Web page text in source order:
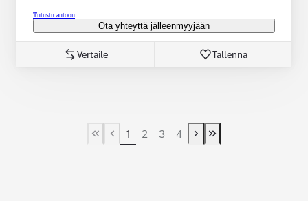
Tutustu autoon
Ota yhteyttä jälleenmyyjään
Vertaile Tallenna
First Page
Previous page
1 2 3 4
Next page
Last Page